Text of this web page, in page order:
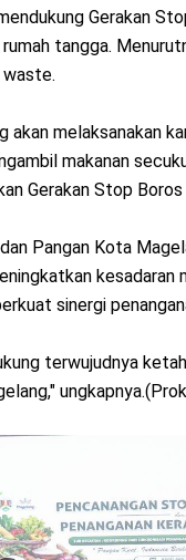
Gerakan
tangga.
akan melaksanakan
makanan
Gerakan Stop
Pangan Kota
sinergi
terwujudnya